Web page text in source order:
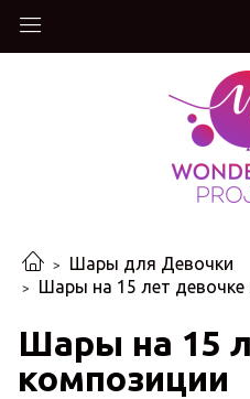
Шары для Девочки
Шары на 15 лет девочке
Шары на 15
композиции